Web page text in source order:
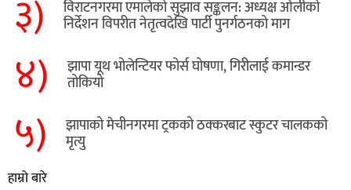
३) विराटनगरमा एमालेको सुझाव सङ्कलन: अध्यक्ष ओलीको
निर्देशन विपरीत नेतृत्वदेखि पार्टी पुनर्गठनको माग
४) झापा यूथ भोलेन्टियर फोर्स घोषणा, गिरीलाई कमान्डर
तोकियो
५) ​झापाको मेचीनगरमा ट्रकको ठक्करबाट स्कुटर चालकको
मृत्यु
हाम्रो बारे